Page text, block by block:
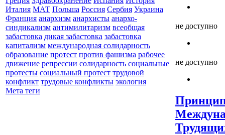
Италия МАТ Польша Россия Сербия Украина
Франция анархизм анархисты анархо-
синдикализм антимилитаризм всеобщая
забастовка дикая забастовка забастовка
капитализм международная солидарность
образование протест против фашизма рабочее
движение репрессии солидарность социальные
протесты социальный протест трудовой
конфликт трудовые конфликты экология
Мета теги
не доступно
не доступно